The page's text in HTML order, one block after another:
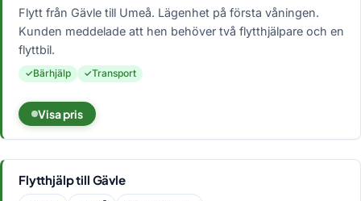
Flytt från Gävle till Umeå. Lägenhet på första våningen.
Kunden meddelade att hen behöver två flytthjälpare och en
flyttbil.
Bärhjälp Transport
Visa pris
Flytthjälp till Gävle